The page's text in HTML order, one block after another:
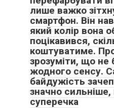
лише важко
смартфон. Він
який колір вона
поцікавився,
коштуватиме.
зрозуміти, що не
жодного сенсу.
байдужість
значно
суперечка